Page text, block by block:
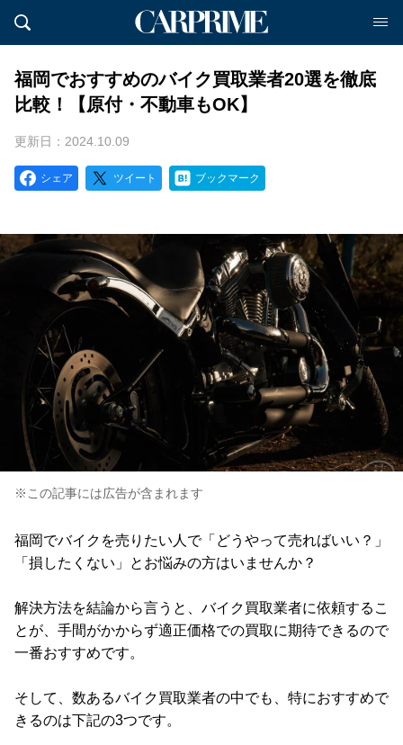
福岡でおすすめのバイク買取業者20選を徹底
比較！【原付・不動車もOK】
更新日：2024.10.09
シェア ツイート ブックマーク
※この記事には広告が含まれます
福岡でバイクを売りたい人で「どうやって売ればいい？」
「損したくない」とお悩みの方はいませんか？
解決方法を結論から言うと、バイク買取業者に依頼するこ
とが、手間がかからず適正価格での買取に期待できるので
一番おすすめです。
そして、数あるバイク買取業者の中でも、特におすすめで
きるのは下記の3つです。